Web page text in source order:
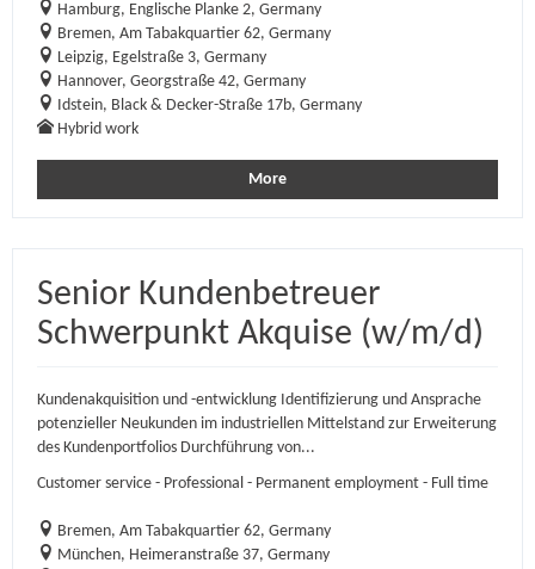
Hamburg, Englische Planke 2, Germany
Bremen, Am Tabakquartier 62, Germany
Leipzig, Egelstraße 3, Germany
Hannover, Georgstraße 42, Germany
Idstein, Black & Decker-Straße 17b, Germany
Hybrid work
More
Senior Kundenbetreuer
Schwerpunkt Akquise (w/m/d)
Kundenakquisition und -entwicklung Identifizierung und Ansprache
potenzieller Neukunden im industriellen Mittelstand zur Erweiterung
des Kundenportfolios Durchführung von...
Customer service - Professional - Permanent employment - Full time
Bremen, Am Tabakquartier 62, Germany
München, Heimeranstraße 37, Germany